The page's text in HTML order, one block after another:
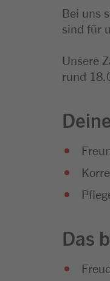
Bei uns
sind für
Unsere
rund
Das